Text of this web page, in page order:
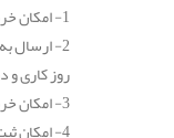
1- امکان خرید جزیی و عمده انواع ورق آلومینیوم
2- ارسال
روز کاری و در
3- امکان خرید اینترنتی انواع ورق آلومینیوم
4- امکان